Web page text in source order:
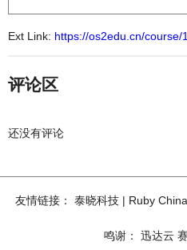
Ext Link: https://os2edu.cn/course/
评论区
还没有评论
友情链接： 泰晓科技| Ruby China
鸣谢： 迅达云